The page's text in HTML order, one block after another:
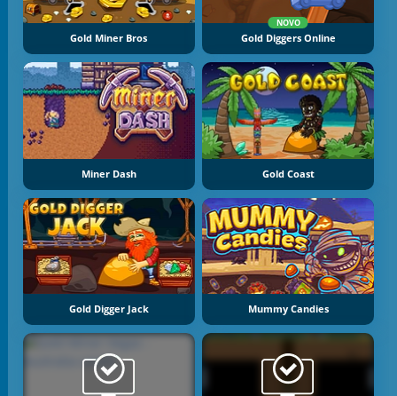
Gold Miner Bros
NOVO
Gold Diggers Online
Miner Dash Gold Coast
Gold Digger Jack Mummy Candies